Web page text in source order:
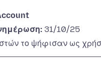
31/10/25
το ψήφισαν ως